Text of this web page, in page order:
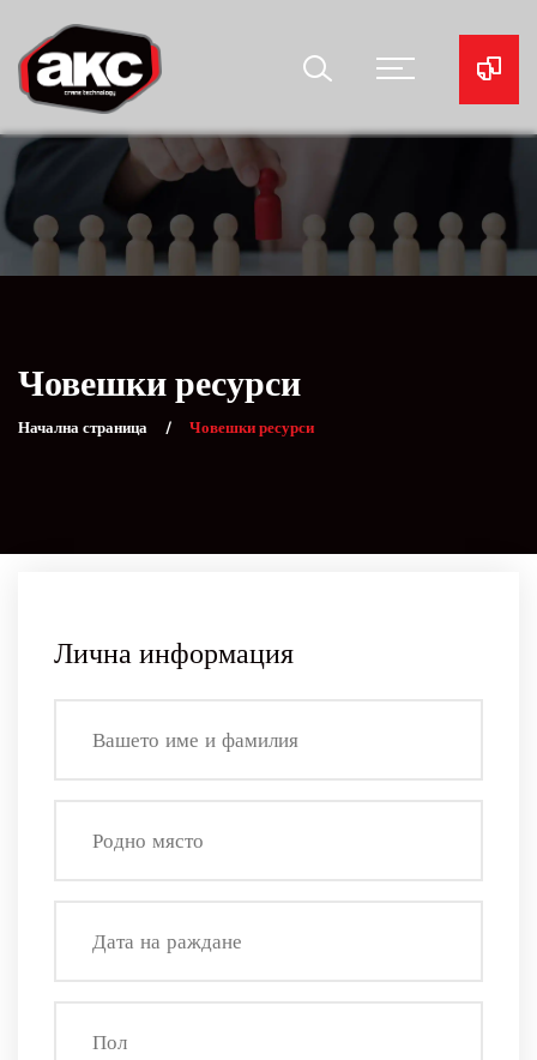
Човешки ресурси
Начална страница Човешки ресурси
Лична информация